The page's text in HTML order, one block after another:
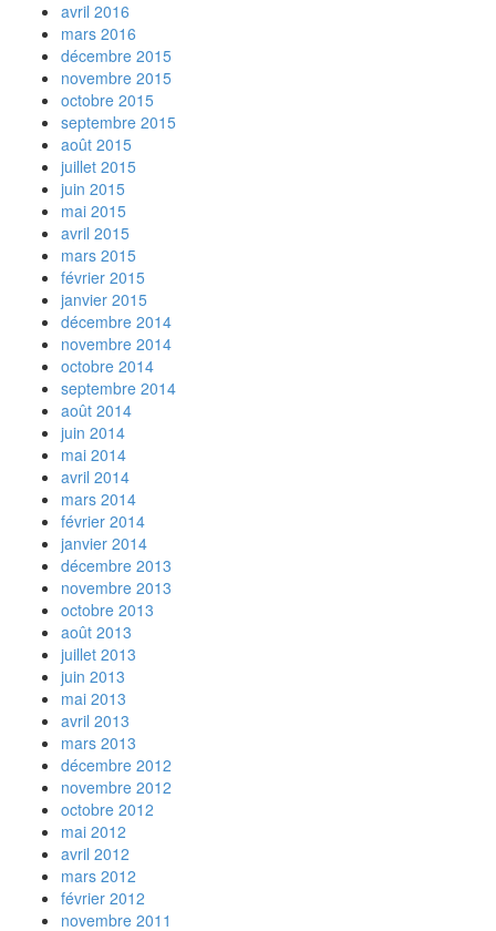
avril 2016
mars 2016
décembre 2015
novembre 2015
octobre 2015
septembre 2015
août 2015
juillet 2015
juin 2015
mai 2015
avril 2015
mars 2015
février 2015
janvier 2015
décembre 2014
novembre 2014
octobre 2014
septembre 2014
août 2014
juin 2014
mai 2014
avril 2014
mars 2014
février 2014
janvier 2014
décembre 2013
novembre 2013
octobre 2013
août 2013
juillet 2013
juin 2013
mai 2013
avril 2013
mars 2013
décembre 2012
novembre 2012
octobre 2012
mai 2012
avril 2012
mars 2012
février 2012
novembre 2011